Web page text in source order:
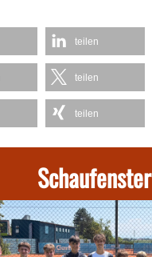
teilen
teilen
teilen
Schaufenster